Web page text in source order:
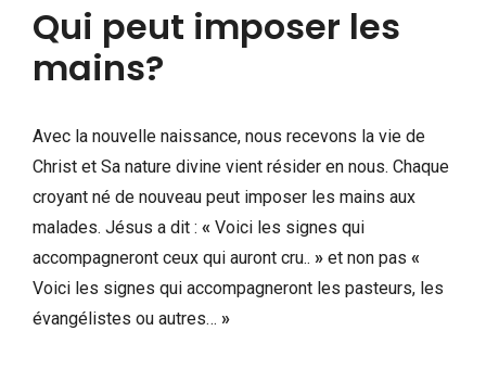
Qui peut imposer les
mains?
Avec la nouvelle naissance, nous recevons la vie de
Christ et Sa nature divine vient résider en nous. Chaque
croyant né de nouveau peut imposer les mains aux
malades. Jésus a dit : « Voici les signes qui
accompagneront ceux qui auront cru.. » et non pas «
Voici les signes qui accompagneront les pasteurs, les
évangélistes ou autres… »